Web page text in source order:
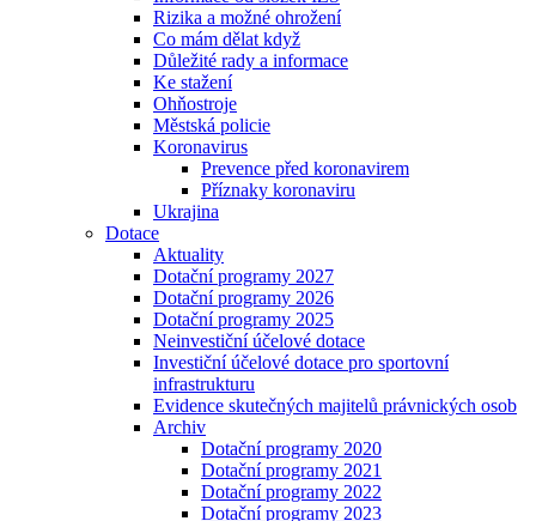
Rizika a možné ohrožení
Co mám dělat když
Důležité rady a informace
Ke stažení
Ohňostroje
Městská policie
Koronavirus
Prevence před koronavirem
Příznaky koronaviru
Ukrajina
Dotace
Aktuality
Dotační programy 2027
Dotační programy 2026
Dotační programy 2025
Neinvestiční účelové dotace
Investiční účelové dotace pro sportovní
infrastrukturu
Evidence skutečných majitelů právnických osob
Archiv
Dotační programy 2020
Dotační programy 2021
Dotační programy 2022
Dotační programy 2023